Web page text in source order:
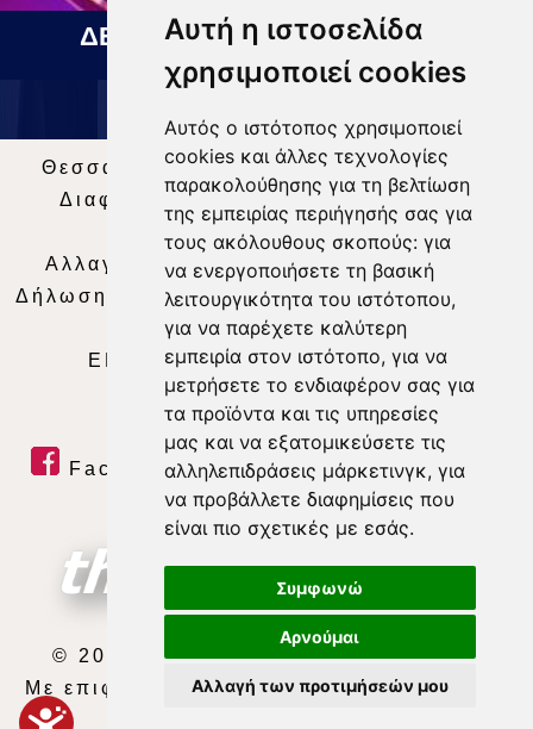
Αυτή η ιστοσελίδα
χρησιμοποιεί cookies
Αυτός ο ιστότοπος χρησιμοποιεί
cookies και άλλες τεχνολογίες
παρακολούθησης για τη βελτίωση
της εμπειρίας περιήγησής σας για
τους ακόλουθους σκοπούς: για
να ενεργοποιήσετε τη βασική
λειτουργικότητα του ιστότοπου,
για να παρέχετε καλύτερη
εμπειρία στον ιστότοπο, για να
μετρήσετε το ενδιαφέρον σας για
τα προϊόντα και τις υπηρεσίες
μας και να εξατομικεύσετε τις
αλληλεπιδράσεις μάρκετινγκ, για
να προβάλλετε διαφημίσεις που
είναι πιο σχετικές με εσάς.
Συμφωνώ
Αρνούμαι
Αλλαγή των προτιμήσεών μου
ΔΕΛΤΙΟ ΕΙΔΗΣΕΩΝ 06 08 2026
Θεσσαλία Τηλεόραση|SNG Services
Διαφήμιση | Όροι Χρήσης |Δήλωση
Απορρήτου |
Περιεχόμενο
Αλλαγή Προτιμήσεων για τα Cookies
Δήλωση συμμόρφωσης με τη σύσταση (ΕΕ)
2018/334|Ταυτότητα
ΕΝΗΜΕΡΩΣΗ |WEB TV| LIVE
Facebook| Twitter | Youtube
RSS Feed
© 2026 ΘΕΣΣΑΛΙΑ ΤΗΛΕΟΡΑΣΗ Α.Ε.
Με επιφύλαξη κάθε νόμιμου δικαιώματος.